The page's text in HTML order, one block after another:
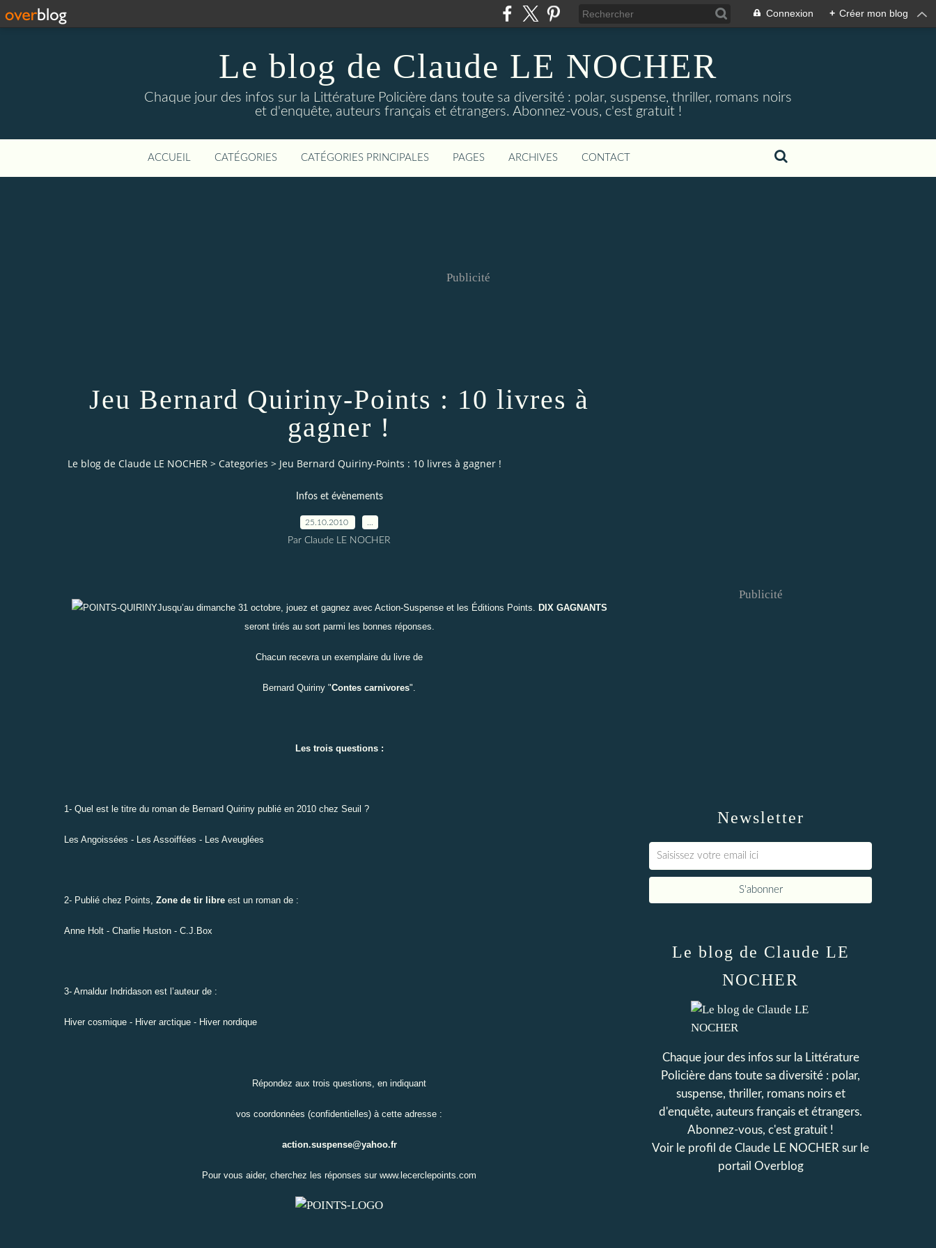
Connexion + Créer mon blog
Le blog de Claude LE NOCHER
Chaque jour des infos sur la Littérature Policière dans toute sa diversité : polar, suspense, thriller, romans noirs
et d'enquête, auteurs français et étrangers. Abonnez-vous, c'est gratuit !
ACCUEIL CATÉGORIES CATÉGORIES PRINCIPALES PAGES ARCHIVES CONTACT
Publicité
Jeu Bernard Quiriny-Points : 10 livres à
gagner !
Le blog de Claude LE NOCHER > Categories > Jeu Bernard Quiriny-Points : 10 livres à gagner !
Infos et évènements
25.10.2010
Par Claude LE NOCHER
Jusqu’au dimanche 31 octobre, jouez et gagnez avec Action-Suspense et les Éditions Points.
DIX GAGNANTS
seront tirés au sort parmi les bonnes réponses.
Chacun recevra un exemplaire du livre de
Bernard Quiriny "Contes carnivores".
Les trois questions :
1- Quel est le titre du roman de Bernard Quiriny publié en 2010 chez Seuil ?
Les Angoissées - Les Assoiffées - Les Aveuglées
2- Publié chez Points, Zone de tir libre est un roman de :
Anne Holt - Charlie Huston - C.J.Box
3- Arnaldur Indridason est l’auteur de :
Hiver cosmique - Hiver arctique - Hiver nordique
Répondez aux trois questions, en indiquant
vos coordonnées (confidentielles) à cette adresse :
action.suspense@yahoo.fr
Pour vous aider, cherchez les réponses sur www.lecerclepoints.com
Newsletter
Publicité
Le blog de Claude LE
NOCHER
Chaque jour des infos sur la Littérature
Policière dans toute sa diversité : polar,
suspense, thriller, romans noirs et
d'enquête, auteurs français et étrangers.
Abonnez-vous, c'est gratuit !
Voir le profil de Claude LE NOCHER sur le
portail Overblog